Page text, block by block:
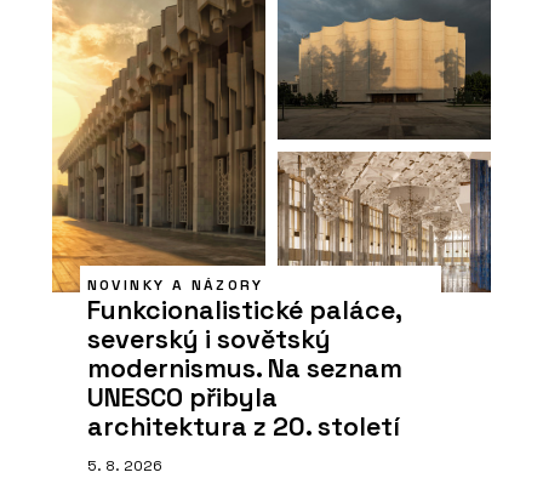
NOVINKY A NÁZORY
Funkcionalistické paláce,
severský i sovětský
modernismus. Na seznam
UNESCO přibyla
architektura z 20. století
5. 8. 2026